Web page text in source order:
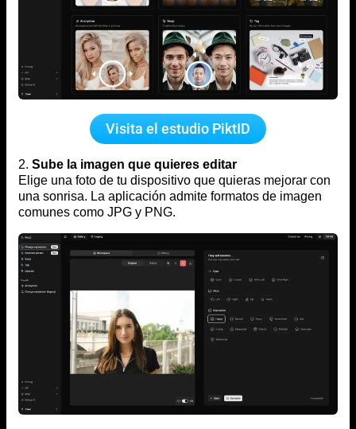
Visita el estudio PiktID
2. Sube la imagen que quieres editar
Elige una foto de tu dispositivo que quieras mejorar con
una sonrisa. La aplicación admite formatos de imagen
comunes como JPG y PNG.